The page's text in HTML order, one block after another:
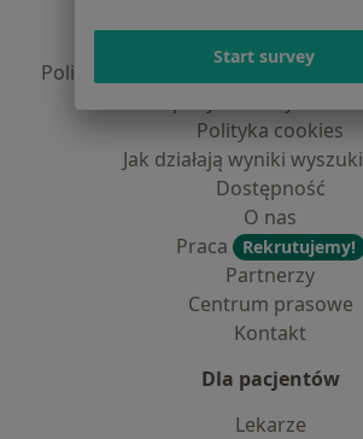
Polityka prywatności
Polityka prywatności dla
Polityka cookies
Jak działają wyniki
Dostępność
O nas
Praca
Rekrutujemy!
Partnerzy
Centrum prasowe
Kontakt
Dla pacjentów
Lekarze
Start survey